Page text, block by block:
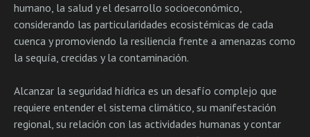
humano, la salud y el desarrollo socioeconómico,
considerando las particularidades ecosistémicas de cada
cuenca y promoviendo la resiliencia frente a amenazas como
la sequía, crecidas y la contaminación.
Alcanzar la seguridad hídrica es un desafío complejo que
requiere entender el sistema climático, su manifestación
regional, su relación con las actividades humanas y contar